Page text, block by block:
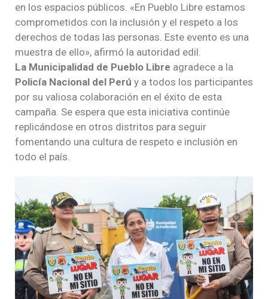
en los espacios públicos. «En Pueblo Libre estamos
comprometidos con la inclusión y el respeto a los
derechos de todas las personas. Este evento es una
muestra de ello», afirmó la autoridad edil.
La Municipalidad de Pueblo Libre agradece a la
Policía Nacional del Perú y a todos los participantes
por su valiosa colaboración en el éxito de esta
campaña. Se espera que esta iniciativa continúe
replicándose en otros distritos para seguir
fomentando una cultura de respeto e inclusión en
todo el país.